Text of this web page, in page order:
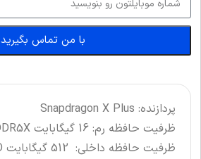
با من تماس بگیرید
پردازنده: Snapdragon X Plus
ظرفیت حافظه رم: 16 گیگابایت LPDDR5X
ظرفیت حافظه داخلی: 512 گیگابایت SSD